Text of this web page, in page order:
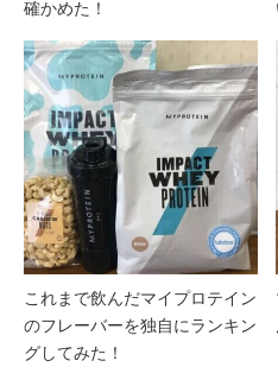
確かめた！
これまで飲んだマイプロテイン
のフレーバーを独自にランキン
グしてみた！